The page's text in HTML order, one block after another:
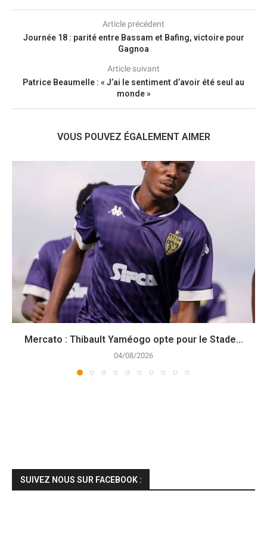
Article précédent
Journée 18 : parité entre Bassam et Bafing, victoire pour
Gagnoa
Article suivant
Patrice Beaumelle : « J’ai le sentiment d’avoir été seul au
monde »
VOUS POUVEZ ÉGALEMENT AIMER
Mercato : Thibault Yaméogo opte pour le Stade...
04/08/2026
SUIVEZ NOUS SUR FACEBOOK :